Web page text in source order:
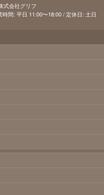
式会社グリフ
間: 平日 11:00〜18:00 / 定休日: 土日